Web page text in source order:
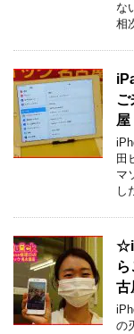
な
相
ご
屋
田
マ
し
古
の